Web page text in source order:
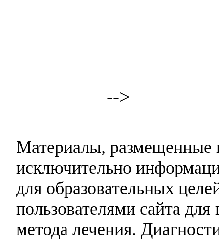
-->
Материалы, размещенные
исключительно
для образовательных
пользователями сайта
метода лечения.